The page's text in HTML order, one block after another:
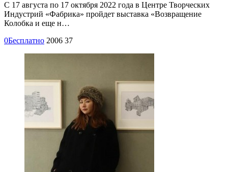
С 17 августа по 17 октября 2022 года в Центре Творческих
Индустрий «Фабрика» пройдет выставка «Возвращение
Колобка и еще н…
0Бесплатно 2006 37